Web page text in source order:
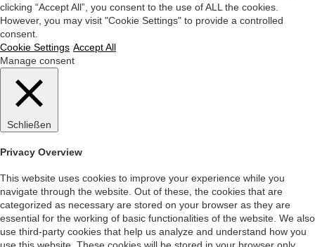
clicking “Accept All”, you consent to the use of ALL the cookies.
However, you may visit "Cookie Settings" to provide a controlled
consent.
Cookie Settings Accept All
Manage consent
Schließen
Privacy Overview
This website uses cookies to improve your experience while you
navigate through the website. Out of these, the cookies that are
categorized as necessary are stored on your browser as they are
essential for the working of basic functionalities of the website. We also
use third-party cookies that help us analyze and understand how you